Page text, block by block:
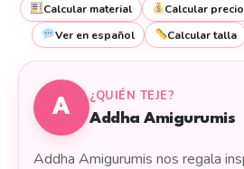
Calcular material Calcular precio
Ver en español
Calcular talla
A
¿QUIÉN TEJE?
Addha Amigurumis
Addha Amigurumis nos regala